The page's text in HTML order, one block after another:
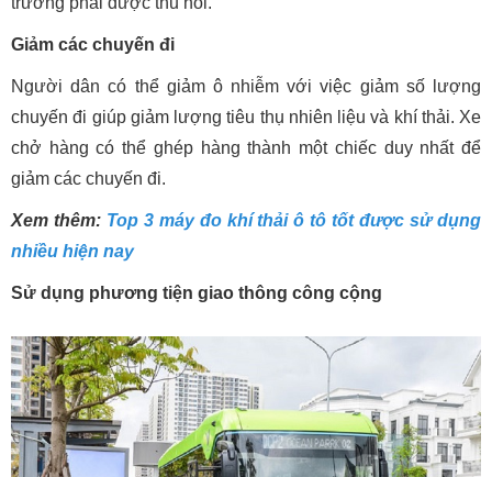
Giảm các chuyến đi
Người dân có thể giảm ô nhiễm với việc giảm số lượng
chuyến đi giúp giảm lượng tiêu thụ nhiên liệu và khí thải. Xe
chở hàng có thể ghép hàng thành một chiếc duy nhất để
giảm các chuyến đi.
Xem thêm: Top 3 máy đo khí thải ô tô tốt được sử dụng
nhiều hiện nay
Sử dụng phương tiện giao thông công cộng